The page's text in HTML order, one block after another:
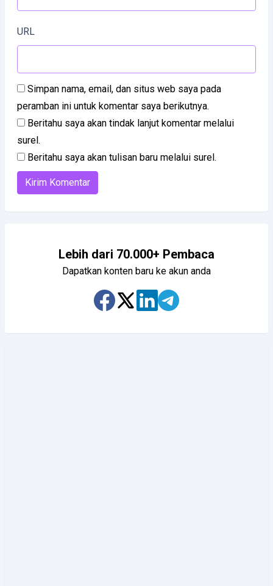
URL
Simpan nama, email, dan situs web saya pada
peramban ini untuk komentar saya berikutnya.
Beritahu saya akan tindak lanjut komentar melalui
surel.
Beritahu saya akan tulisan baru melalui surel.
Lebih dari 70.000+ Pembaca
Dapatkan konten baru ke akun anda